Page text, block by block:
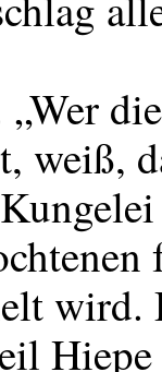
„Wer
weiß,
Hiepe